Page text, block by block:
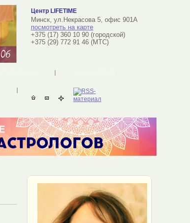
Центр LIFETIME
Минск, ул.Некрасова 5, офис 901А
посмотреть на карте
+375 (17) 360 10 90 (городской)
+375 (29) 772 91 46 (MTC)